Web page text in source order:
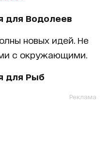
для Водолеев
новых идей. Не
с окружающими.
для Рыб
Реклама